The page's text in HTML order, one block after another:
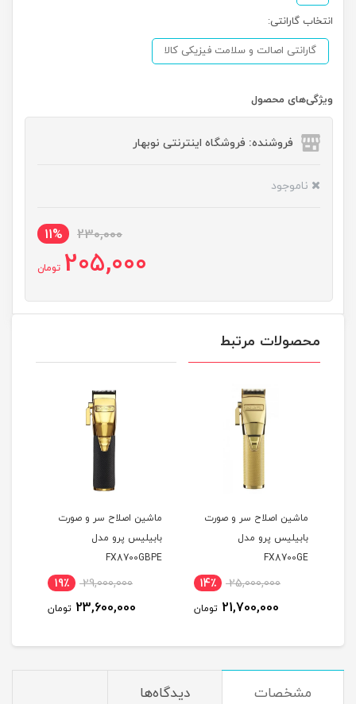
انتخاب گارانتی:
گارانتی اصالت و سلامت فیزیکی کالا
ویژگی‌های محصول
فروشنده: فروشگاه اینترنتی نوبهار
ناموجود
230,000
11%
205,000 تومان
محصولات مرتبط
ماشین اصلاح سر و صورت
بابیلیس پرو مدل
FX8700GE
25,000,000 14٪
21,700,000 تومان
ماشین اصلاح سر و صورت
بابیلیس پرو مدل
FX8700GBPE
29,000,000 19٪
23,600,000 تومان
مشخصات دیدگاه‌ها